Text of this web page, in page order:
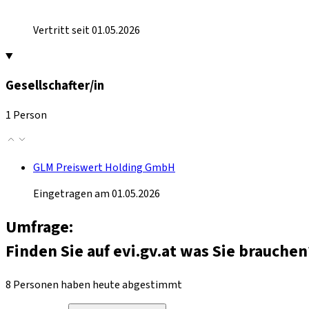
Vertritt seit 01.05.2026
Gesellschafter/in
1 Person
GLM Preiswert Holding GmbH
Eingetragen am 01.05.2026
Umfrage:
Finden Sie auf evi.gv.at was Sie
8 Personen haben heute abgestimmt